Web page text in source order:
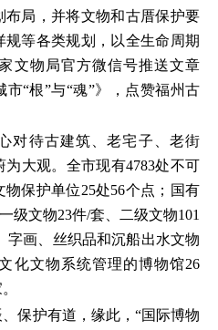
局，并将文物和古厝保护要
等各类规划，以全生命周期
文物局官方微信号推送文章
市“根”与“魂”》，点赞福州古
对待古建筑、老宅子、老街
大观。全市现有4783处不可
保护单位25处56个点；国有
级文物23件/套、二级文物101
字画、丝织品和沉船出水文物
化文物系统管理的博物馆26
保护有道，缘此，“国际博物